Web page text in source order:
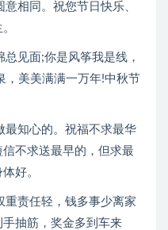
相同。祝您节日快乐、
见面;你是风筝我是线，
，美美满满一万年!中秋节
最知心的。祝福不求最华
不求送最早的，但求最
好。
责任轻，钱多事少离家
抽筋，奖金多到车来